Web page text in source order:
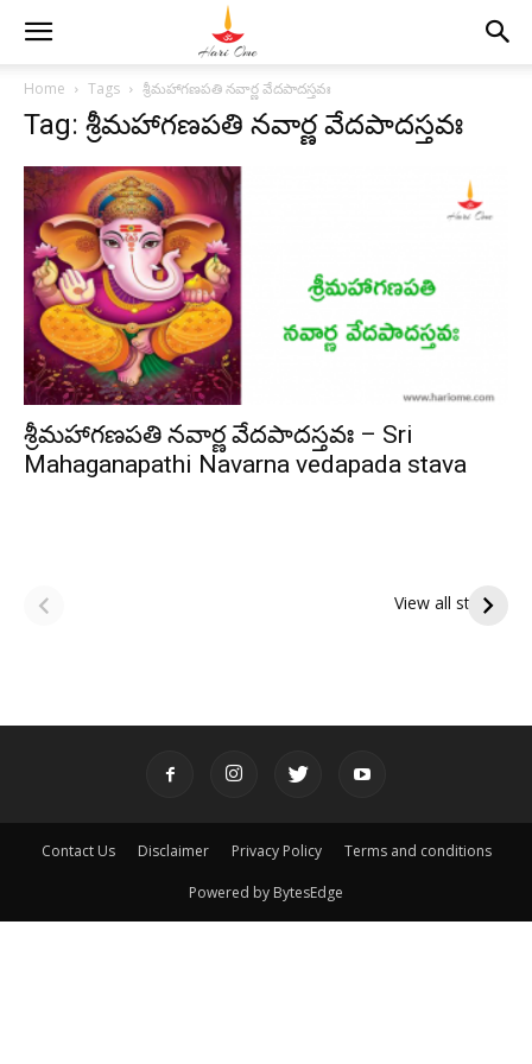
Home Tags శ్రీమహాగణపతి నవార్ణ వేదపాదస్తవః
Tag: శ్రీమహాగణపతి నవార్ణ వేదపాదస్తవః
శ్రీమహాగణపతి నవార్ణ వేదపాదస్తవః – Sri
Mahaganapathi Navarna vedapada stava
View all stories
పితృదేవతల ఆశీర్వాదం
ఇంద్రకీలాద్రి గిరి ప్రదక్షిణ
Contact Us Disclaimer Privacy Policy Terms and conditions
Powered by BytesEdge